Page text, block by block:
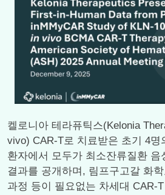
켈로니아 테라퓨틱스(Kelonia
vivo) CAR-T로 치료받은 초기 4명
환자에서 모두가 최소잔류질환
결과를 공개하며, 림프구고갈 화
과정 등이 필요없는 차세대 CAR-